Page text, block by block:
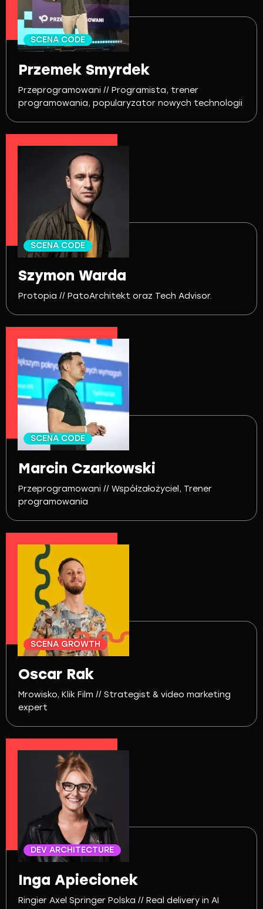
SCENA CODE
Przemek Smyrdek
Przeprogramowani // Programista, trener
programowania, popularyzator nowych technologii
SCENA CODE
Szymon Warda
Protopia // PatoArchitekt oraz Tech Advisor.
SCENA CODE
Marcin Czarkowski
Przeprogramowani // Współzałożyciel, Trener
programowania
SCENA GROWTH
Oscar Rak
Mrowisko, Klik Film // Strategist & video marketing
expert
DEV ARCHITECTURE
Inga Apiecionek
Ringier Axel Springer Polska // Real delivery in AI